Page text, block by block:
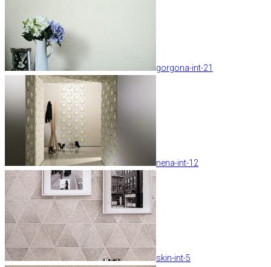
gorgona-int-21
nena-int-12
skin-int-5